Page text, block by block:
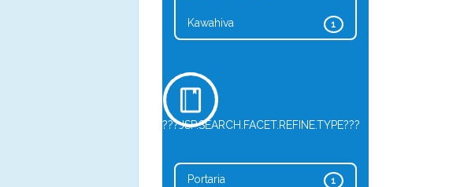
1
Kawahiva
???JSP.SEARCH.FACET.REFINE.TYPE???
1
Portaria